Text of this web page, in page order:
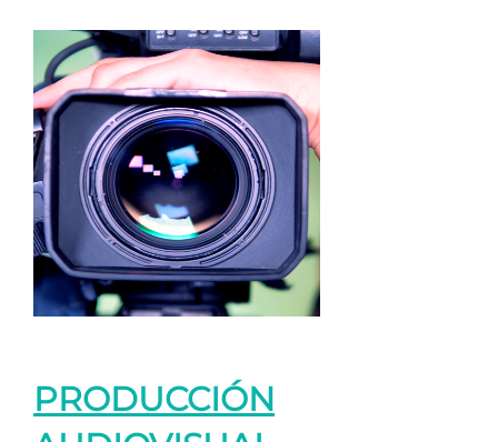
PRODUCCIÓN